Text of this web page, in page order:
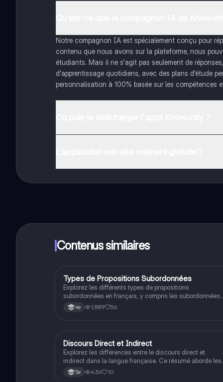
Notre compagnon IA est spécialement conçu pour
contenu que nous avons sur la plateforme, nous
étudiants. Mais il ne s'agit pas seulement de
d'apprentissage quotidiens, avec des plans d'étude
personnalisation à 100% basée sur les compétences
plus, nous proposons Knowunity Premium, qui te
Contenus similaires
Français
Types de Propositions Subordonnées
Explorez les différents types de propositions
subordonnées en français, y compris les subordonnées
complétives, relatives, conjonctives, interrogatives
indirectes et circonstancielles. Ce résumé détaillé
4e 1,889 56
Français
Discours Direct et Indirect
Explorez les différences entre le discours direct et
indirect dans la langue française. Ce résumé aborde les
caractéristiques, la ponctuation, et les structures
grammaticales essentielles pour rapporter les paroles.
5e 436 10